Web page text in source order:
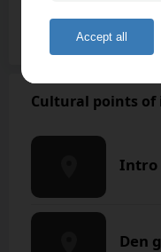
Cultural points of
Intro
Den